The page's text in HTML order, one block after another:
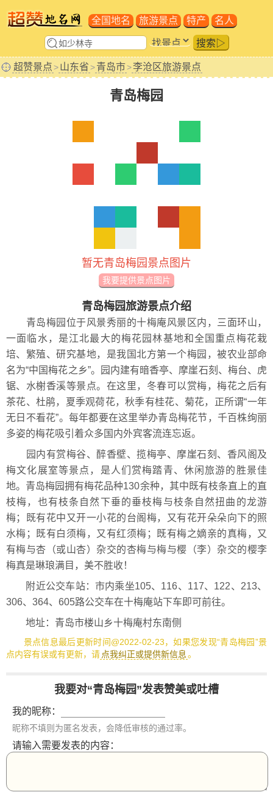
全国地名 旅游景点 特产 名人
搜索▷
超赞景点>山东省>青岛市>李沧区旅游景点
青岛梅园
暂无青岛梅园景点图片
我要提供景点图片
青岛梅园旅游景点介绍
青岛梅园位于风景秀丽的十梅庵风景区内，三面环山，
一面临水，是江北最大的梅花园林基地和全国重点梅花栽
培、繁殖、研究基地，是我国北方第一个梅园，被农业部命
名为“中国梅花之乡”。园内建有暗香亭、摩崖石刻、梅台、虎
锯、水榭香溪等景点。在这里，冬春可以赏梅，梅花之后有
茶花、杜鹃，夏季观荷花，秋季有桂花、菊花，正所谓“一年
无日不看花”。每年都要在这里举办青岛梅花节，千百株绚丽
多姿的梅花吸引着众多国内外宾客流连忘返。
园内有赏梅谷、醉香壁、揽梅亭、摩崖石刻、香风阁及
梅文化展室等景点，是人们赏梅踏青、休闲旅游的胜景佳
地。青岛梅园拥有梅花品种130余种，其中既有枝条直上的直
枝梅，也有枝条自然下垂的垂枝梅与枝条自然扭曲的龙游
梅；既有花中又开一小花的台阁梅，又有花开朵朵向下的照
水梅；既有白须梅，又有红须梅；既有梅之嫡亲的真梅，又
有梅与杏（或山杏）杂交的杏梅与梅与樱（李）杂交的樱李
梅真是琳琅满目，美不胜收！
附近公交车站：市内乘坐105、116、117、122、213、
306、364、605路公交车在十梅庵站下车即可前往。
地址：青岛市楼山乡十梅庵村东南侧
景点信息最后更新时间@2022-02-23，如果您发现“青岛梅园”景
点内容有误或有更新，请 点我纠正或提供新信息。
我要对“青岛梅园”发表赞美或吐槽
我的昵称：
昵称不填则为匿名发表，会降低审核的通过率。
请输入需要发表的内容：